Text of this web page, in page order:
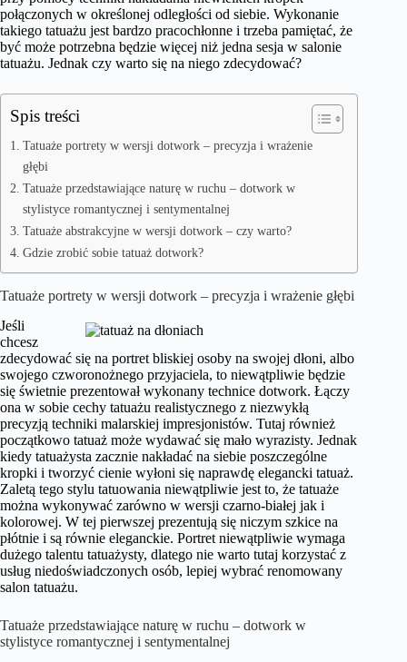
połączonych w określonej odległości od siebie. Wykonanie
takiego tatuażu jest bardzo pracochłonne i trzeba pamiętać, że
być może potrzebna będzie więcej niż jedna sesja w salonie
tatuażu. Jednak czy warto się na niego zdecydować?
Spis treści
Tatuaże portrety w wersji dotwork – precyzja i wrażenie
głębi
Tatuaże przedstawiające naturę w ruchu – dotwork w
stylistyce romantycznej i sentymentalnej
Tatuaże abstrakcyjne w wersji dotwork – czy warto?
Gdzie zrobić sobie tatuaż dotwork?
Tatuaże portrety w wersji dotwork – precyzja i wrażenie głębi
Jeśli
chcesz
zdecydować się na portret bliskiej osoby na swojej dłoni, albo
swojego czworonożnego przyjaciela, to niewątpliwie będzie
się świetnie prezentował wykonany technice dotwork. Łączy
ona w sobie cechy tatuażu realistycznego z niezwykłą
precyzją techniki malarskiej impresjonistów. Tutaj również
początkowo tatuaż może wydawać się mało wyrazisty. Jednak
kiedy tatuażysta zacznie nakładać na siebie poszczególne
kropki i tworzyć cienie wyłoni się naprawdę elegancki tatuaż.
Zaletą tego stylu tatuowania niewątpliwie jest to, że tatuaże
można wykonywać zarówno w wersji czarno-białej jak i
kolorowej. W tej pierwszej prezentują się niczym szkice na
płótnie i są równie eleganckie. Portret niewątpliwie wymaga
dużego talentu tatuażysty, dlatego nie warto tutaj korzystać z
usług niedoświadczonych osób, lepiej wybrać renomowany
salon tatuażu.
Tatuaże przedstawiające naturę w ruchu – dotwork w
stylistyce romantycznej i sentymentalnej